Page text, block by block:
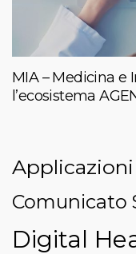
MIA – Medicina e
l’ecosistema
Applicazioni
Comunicato
Digital